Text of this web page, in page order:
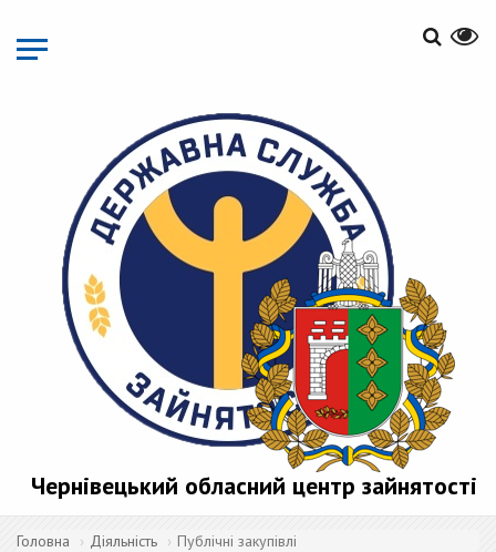
основного
матеріалу
Чернівецький обласний центр зайнятості
Головна Діяльність Публічні закупівлі